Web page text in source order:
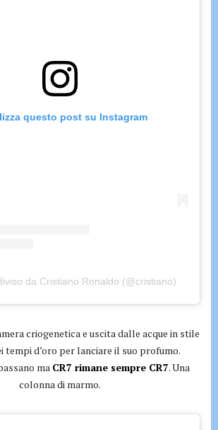
questo post su Instagram
da Cristiano Ronaldo (@cristiano)
criogenetica e uscita dalle acque in stile
tempi d’oro per lanciare il suo profumo.
ma CR7 rimane sempre CR7. Una
colonna di marmo.